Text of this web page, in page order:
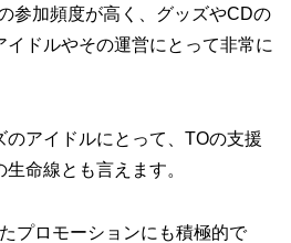
参加頻度が高く、グッズやCDの
ドルやその運営にとって非常に
アイドルにとって、TOの支援
命線とも言えます。
プロモーションにも積極的で